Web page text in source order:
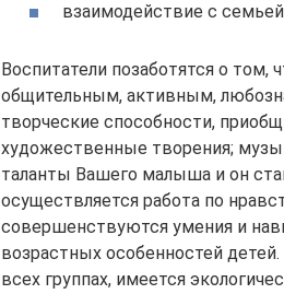
взаимодействие с
Воспитатели позаботятся о
общительным, активным,
творческие способности,
художественные творения;
таланты Вашего малыша и он
осуществляется работа по
совершенствуются умения и
возрастных особенностей
всех группах, имеется